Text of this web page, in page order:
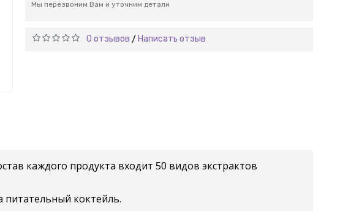
Мы перезвоним Вам и уточним детали
0 отзывов / Написать отзыв
каждого продукта входит 50 видов экстрактов
питательный коктейль.